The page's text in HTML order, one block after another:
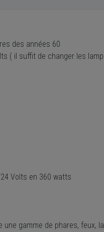
des années 60
( il suffit de changer les
Volts en 360 watts
une gamme de phares,